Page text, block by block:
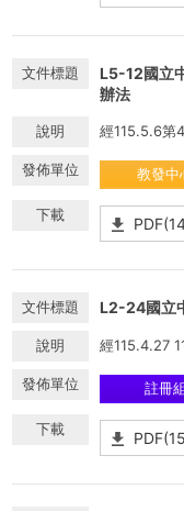
L5-12國立
辦法
經115.5.6第
教發中
L2-24國立
經115.4.27
註冊